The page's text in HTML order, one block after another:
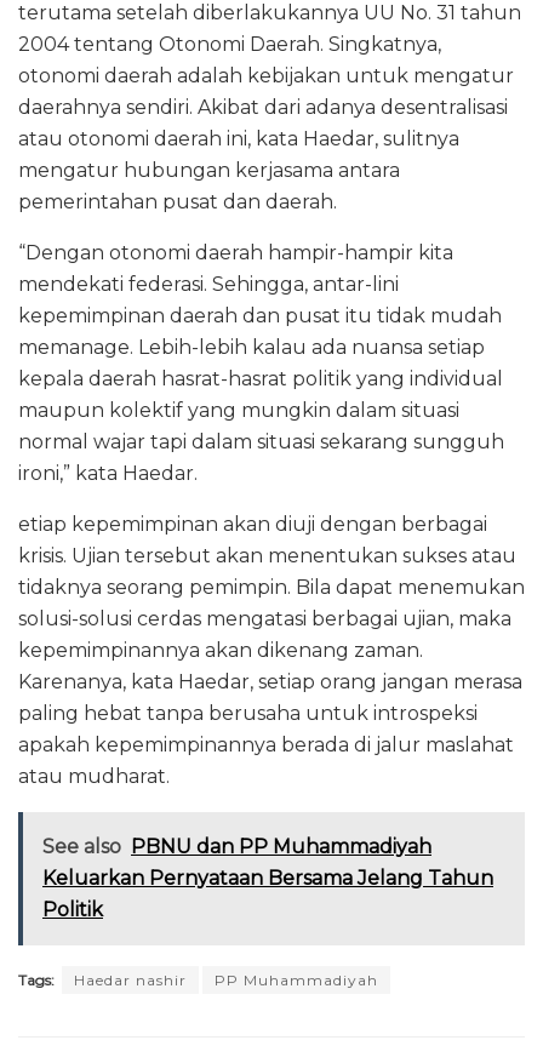
terutama setelah diberlakukannya UU No. 31 tahun
2004 tentang Otonomi Daerah. Singkatnya,
otonomi daerah adalah kebijakan untuk mengatur
daerahnya sendiri. Akibat dari adanya desentralisasi
atau otonomi daerah ini, kata Haedar, sulitnya
mengatur hubungan kerjasama antara
pemerintahan pusat dan daerah.
“Dengan otonomi daerah hampir-hampir kita
mendekati federasi. Sehingga, antar-lini
kepemimpinan daerah dan pusat itu tidak mudah
memanage. Lebih-lebih kalau ada nuansa setiap
kepala daerah hasrat-hasrat politik yang individual
maupun kolektif yang mungkin dalam situasi
normal wajar tapi dalam situasi sekarang sungguh
ironi,” kata Haedar.
etiap kepemimpinan akan diuji dengan berbagai
krisis. Ujian tersebut akan menentukan sukses atau
tidaknya seorang pemimpin. Bila dapat menemukan
solusi-solusi cerdas mengatasi berbagai ujian, maka
kepemimpinannya akan dikenang zaman.
Karenanya, kata Haedar, setiap orang jangan merasa
paling hebat tanpa berusaha untuk introspeksi
apakah kepemimpinannya berada di jalur maslahat
atau mudharat.
See also PBNU dan PP Muhammadiyah
Keluarkan Pernyataan Bersama Jelang Tahun
Politik
Tags: Haedar nashir PP Muhammadiyah